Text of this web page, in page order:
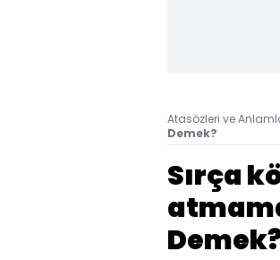
Atasözleri ve
Demek?
Sırça